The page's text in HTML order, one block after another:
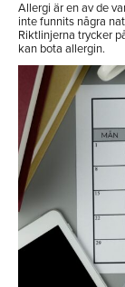
Allergi är en av de
inte funnits några
Riktlinjerna trycker
kan bota allergin.